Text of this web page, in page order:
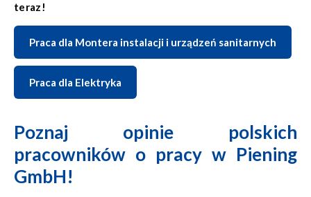
teraz!
Praca dla Montera instalacji i urządzeń sanitarnych
Praca dla Elektryka
Poznaj opinie polskich
pracowników o pracy w Piening
GmbH!